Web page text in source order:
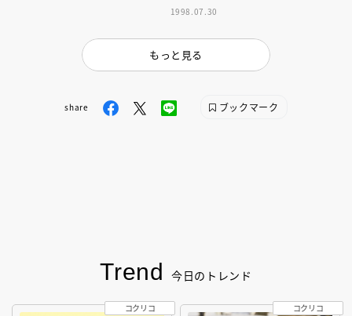
1998.07.30
もっと見る
share ブックマーク
Trend 今日のトレンド
コクリコ コクリコ